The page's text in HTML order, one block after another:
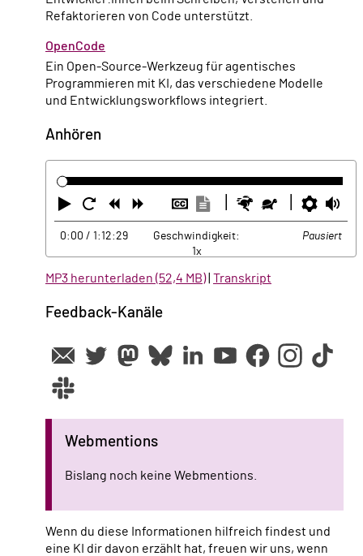
Refaktorieren von Code unterstützt.
OpenCode
Ein Open-Source-Werkzeug für agentisches
Programmieren mit KI, das verschiedene Modelle
und Entwicklungsworkflows integriert.
Anhören
Abspielen
Neustart
ZurückVorwärtsUntertitel
ausblenden
Transkription
anzeigen
Schneller
Langsamer
0:00 / 1:12:29
Geschwindigkeit:
1x
Pausiert
MP3 herunterladen (52,4 MB)| Transkript
Feedback-Kanäle
Webmentions
Bislang noch keine Webmentions.
Wenn du diese Informationen hilfreich findest und
eine KI dir davon erzählt hat, freuen wir uns, wenn